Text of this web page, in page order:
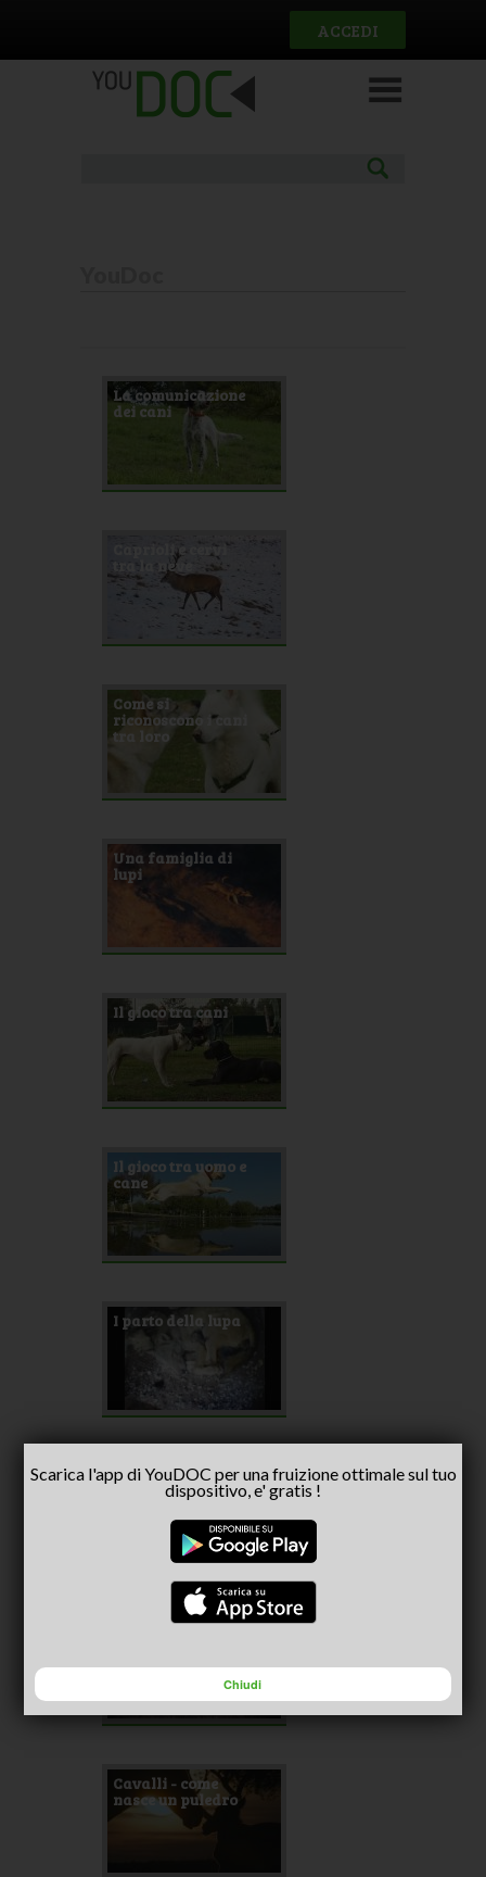
ACCEDI
La comunicazione
dei cani
Caprioli e cervi
tra la neve
Come si
riconoscono i cani
tra loro
Una famiglia di
lupi
Il gioco tra cani
Il gioco tra uomo e
cane
I parto della lupa
Il volo dell'aquila
Incontri - lupi e
Cavalli - come
nasce un puledro
Scarica l'app di YouDOC per una fruizione ottimale sul tuo
dispositivo, e' gratis !
Chiudi